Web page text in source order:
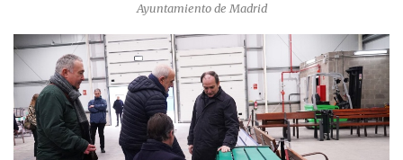
Ayuntamiento de Madrid